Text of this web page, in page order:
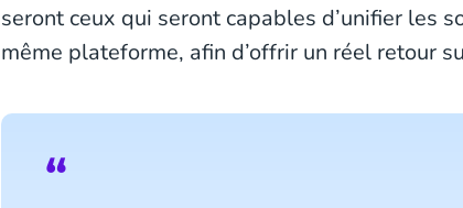
seront ceux qui seront capables d’unifier les
même plateforme, afin d’offrir un réel retour